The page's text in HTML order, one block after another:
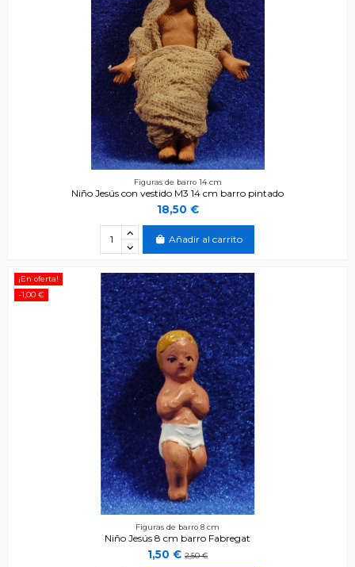
Figuras de barro 14 cm
Niño Jesús con vestido M3 14 cm barro pintado
18,50 €
Añadir al carrito
¡En oferta!
-1,00 €
Figuras de barro 8 cm
Niño Jesús 8 cm barro Fabregat
1,50 € 2,50 €